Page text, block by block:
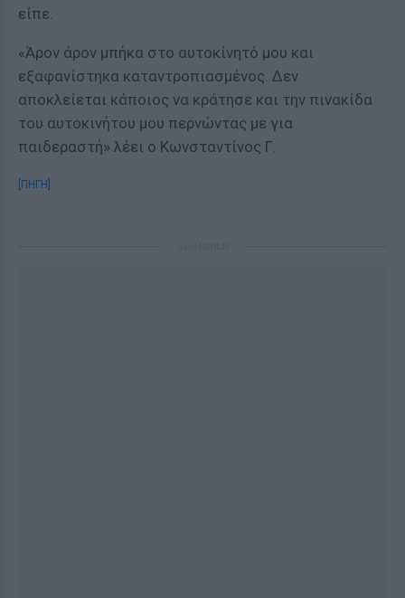
είπε.
«Άρον άρον μπήκα στο αυτοκίνητό μου και
εξαφανίστηκα καταντροπιασμένος. Δεν
αποκλείεται κάποιος να κράτησε και την πινακίδα
του αυτοκινήτου μου περνώντας με για
παιδεραστή» λέει ο Κωνσταντίνος Γ.
[ΠΗΓΗ]